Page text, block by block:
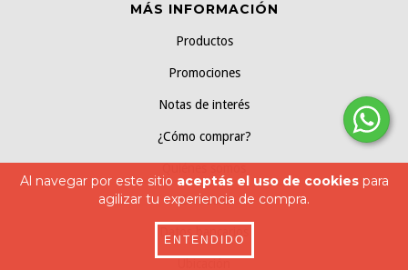
Al navegar por este sitio aceptás el uso de cookiespara
agilizar tu experiencia de compra.
ENTENDIDO
MÁS INFORMACIÓN
Productos
Promociones
Notas de interés
¿Cómo comprar?
Contacto